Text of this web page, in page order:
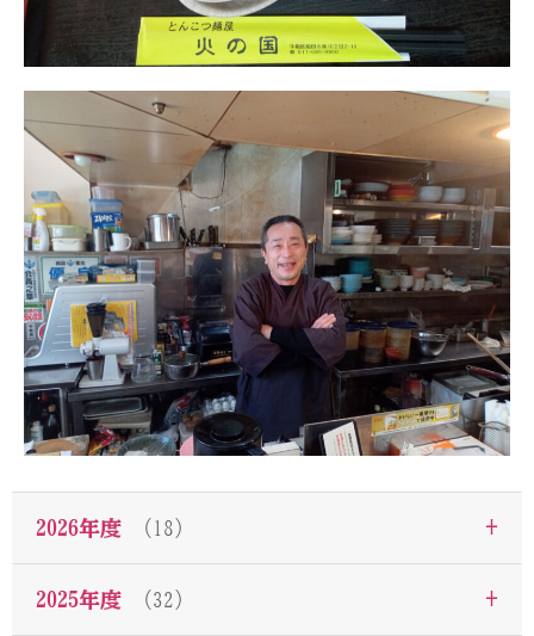
2026年度 （18） +
2025年度 （32） +